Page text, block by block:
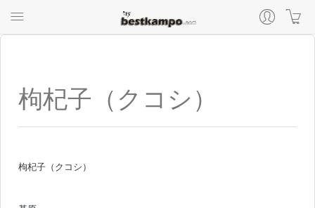
枸杞子（クコシ）
枸杞子 （クコシ）